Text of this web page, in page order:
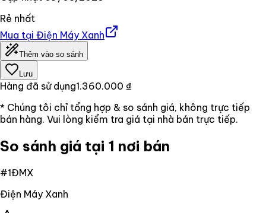
Rẻ nhất
Mua tại Điện Máy Xanh
Thêm vào so sánh
Lưu
Hàng đã sử dụng1.360.000 ₫
* Chúng tôi chỉ tổng hợp & so sánh giá, không trực tiếp
bán hàng. Vui lòng kiểm tra giá tại nhà bán trực tiếp.
So sánh giá tại 1 nơi bán
#1ĐMX
Điện Máy Xanh